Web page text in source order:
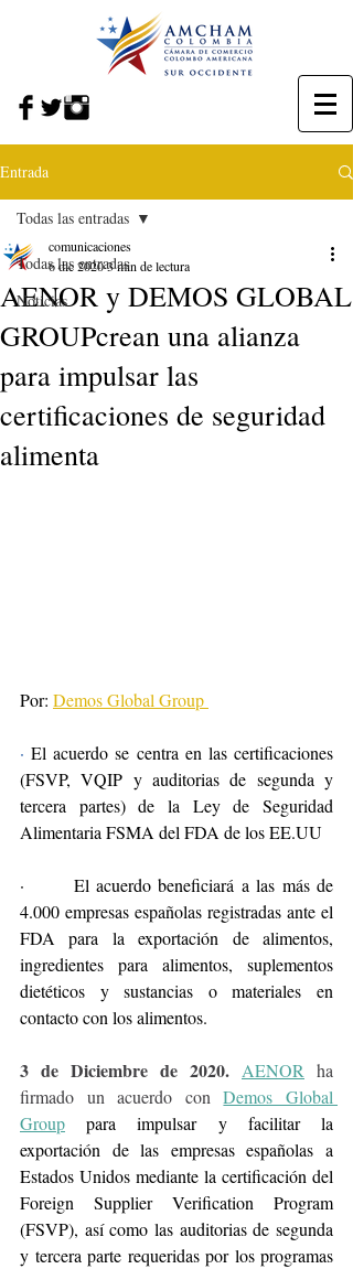
Entrada
Todas las entradas
Noticias
Todas las entradas
AENOR y DEMOS GLOBAL
GROUPcrean una alianza
para impulsar las
certificaciones de seguridad
alimenta
comunicaciones
6 dic 20203 min de lectura
Por: Demos Global Group
· El acuerdo se centra en las certificaciones
(FSVP, VQIP y auditorias de segunda y
tercera partes) de la Ley de Seguridad
Alimentaria FSMA del FDA de los EE.UU
·       El acuerdo beneficiará a las más de
4.000 empresas españolas registradas ante el
FDA para la exportación de alimentos,
ingredientes para alimentos, suplementos
dietéticos y sustancias o materiales en
contacto con los alimentos.
3 de Diciembre de 2020. AENOR ha
firmado un acuerdo con Demos Global
Group para impulsar y facilitar la
exportación de las empresas españolas a
Estados Unidos mediante la certificación del
Foreign Supplier Verification Program
(FSVP), así como las auditorias de segunda
y tercera parte requeridas por los programas